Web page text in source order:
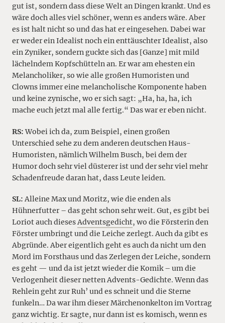
gut ist, sondern dass diese Welt an Dingen krankt. Und es
wäre doch alles viel schöner, wenn es anders wäre. Aber
es ist halt nicht so und das hat er eingesehen. Dabei war
er weder ein Idealist noch ein enttäuschter Idealist, also
ein Zyniker, sondern guckte sich das [Ganze] mit mild
lächelndem Kopfschütteln an. Er war am ehesten ein
Melancholiker, so wie alle großen Humoristen und
Clowns immer eine melancholische Komponente haben
und keine zynische, wo er sich sagt: „Ha, ha, ha, ich
mache euch jetzt mal alle fertig.“ Das war er eben nicht.
RS:Wobei ich da, zum Beispiel, einen großen
Unterschied sehe zu dem anderen deutschen Haus-
Humoristen, nämlich Wilhelm Busch, bei dem der
Humor doch sehr viel düsterer ist und der sehr viel mehr
Schadenfreude daran hat, dass Leute leiden.
SL:Alleine Max und Moritz, wie die enden als
Hühnerfutter – das geht schon sehr weit. Gut, es gibt bei
Loriot auch diesesAdventsgedicht, wo die Försterin den
Förster umbringt und die Leiche zerlegt. Auch da gibt es
Abgründe. Aber eigentlich geht es auch da nicht um den
Mord im Forsthaus und das Zerlegen der Leiche, sondern
es geht — und da ist jetzt wieder die Komik – um die
Verlogenheit dieser netten Advents-Gedichte. Wenn das
Rehlein geht zur Ruh’ und es schneit und die Sterne
funkeln… Da war ihm dieser Märchenonkelton im Vortrag
ganz wichtig. Er sagte, nur dann ist es komisch, wenn es